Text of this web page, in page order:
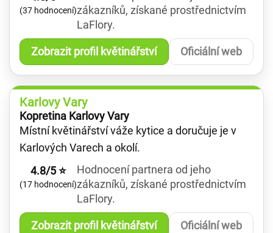
(37 hodnocení)zákazníků, získané prostřednictvím
LaFlory.
Zobrazit profil květinářství Oficiální web
Karlovy Vary
Kopretina Karlovy Vary
Místní květinářství váže kytice a doručuje je v
Karlových Varech a okolí.
4.8/5 ⭐
(17 hodnocení)
Hodnocení partnera od jeho
zákazníků, získané prostřednictvím
LaFlory.
Zobrazit profil květinářství Oficiální web